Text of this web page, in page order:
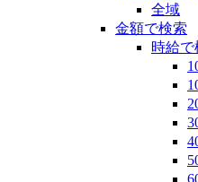
全域
金額で検索
時給で